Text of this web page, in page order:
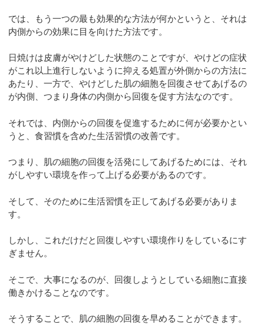
では、もう一つの最も効果的な方法が何かというと、それは
内側からの効果に目を向けた方法です。
日焼けは皮膚がやけどした状態のことですが、やけどの症状
がこれ以上進行しないように抑える処置が外側からの方法に
あたり、一方で、やけどした肌の細胞を回復させてあげるの
が内側、つまり身体の内側から回復を促す方法なのです。
それでは、内側からの回復を促進するために何が必要かとい
うと、食習慣を含めた生活習慣の改善です。
つまり、肌の細胞の回復を活発にしてあげるためには、それ
がしやすい環境を作って上げる必要があるのです。
そして、そのために生活習慣を正してあげる必要がありま
す。
しかし、これだけだと回復しやすい環境作りをしているにす
ぎません。
そこで、大事になるのが、回復しようとしている細胞に直接
働きかけることなのです。
そうすることで、肌の細胞の回復を早めることができます。